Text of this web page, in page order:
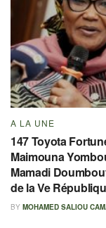
A LA UNE
147 Toyota
Maimouna
Mamadi
de la Ve
BY MOHAMED SALIOU